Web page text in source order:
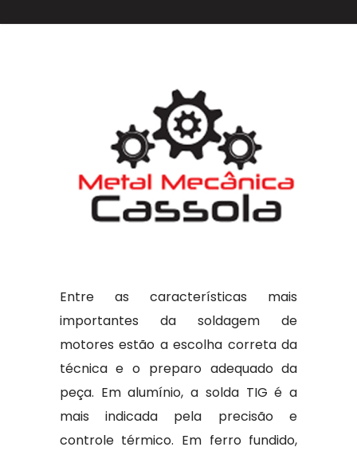
Entre as características mais
importantes da soldagem de
motores estão a escolha correta da
técnica e o preparo adequado da
peça. Em alumínio, a solda TIG é a
mais indicada pela precisão e
controle térmico. Em ferro fundido,